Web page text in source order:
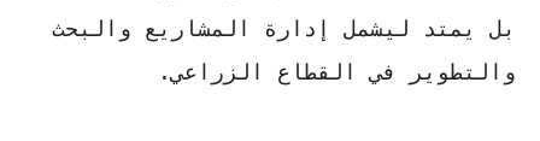
بل يمتد ليشمل إدارة المشاريع والبحث
والتطوير في القطاع الزراعي.